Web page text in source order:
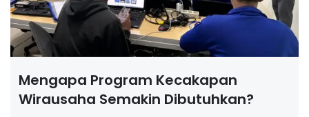
Mengapa Program Kecakapan
Wirausaha Semakin Dibutuhkan?